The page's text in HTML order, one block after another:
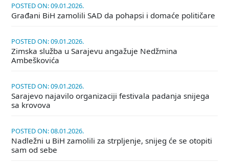
POSTED ON: 09.01.2026.
Građani BiH zamolili SAD da pohapsi i domaće političare
POSTED ON: 09.01.2026.
Zimska služba u Sarajevu angažuje Nedžmina
Ambeškovića
POSTED ON: 09.01.2026.
Sarajevo najavilo organizaciji festivala padanja snijega
sa krovova
POSTED ON: 08.01.2026.
Nadležni u BiH zamolili za strpljenje, snijeg će se otopiti
sam od sebe